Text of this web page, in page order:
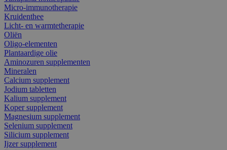
Micro-immunotherapie
Kruidenthee
Licht- en warmtetherapie
Oliën
Oligo-elementen
Plantaardige olie
Aminozuren supplementen
Mineralen
Calcium supplement
Jodium tabletten
Kalium supplement
Koper supplement
Magnesium supplement
Selenium supplement
Silicium supplement
Ijzer supplement